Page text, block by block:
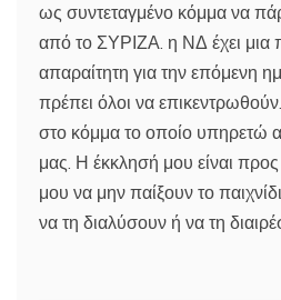
ως συντεταγμένο κόμμα να
από το ΣΥΡΙΖΑ. η ΝΔ έχει μια
απαραίτητη για την επόμενη
πρέπει όλοι να
στο κόμμα το οποίο υπηρετώ
μας. Η έκκλησή μου είναι
μου να μην παίξουν το
να τη διαλύσουν ή να τη